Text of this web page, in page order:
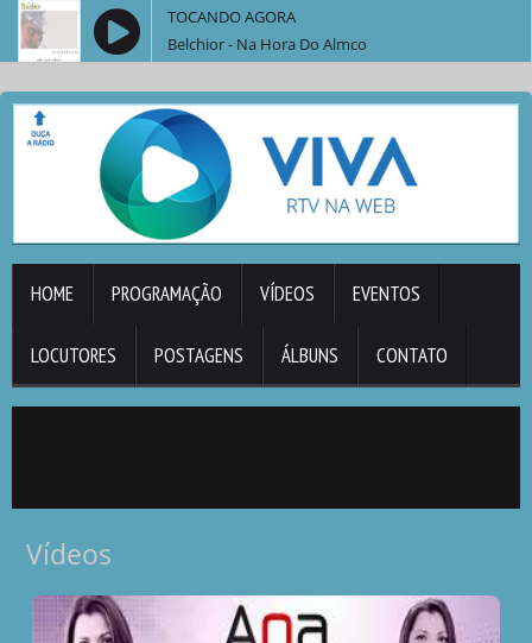
TOCANDO AGORA
Belchior - Na Hora Do Almco
HOME PROGRAMAÇÃO VÍDEOS EVENTOS
LOCUTORES POSTAGENS ÁLBUNS CONTATO
Vídeos